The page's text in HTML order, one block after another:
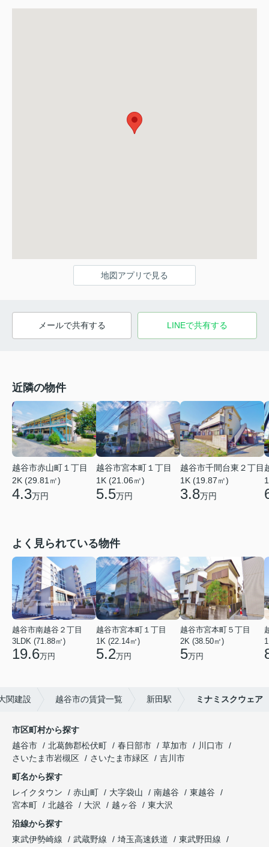
地図アプリで見る
メールで共有する LINEで共有する
近隣の物件
越谷市赤山町１丁目
2K (29.81㎡)
4.3万円
越谷市宮本町１丁目
1K (21.06㎡)
5.5万円
越谷市千間台東２丁目
1K (19.87㎡)
3.8万円
よく見られている物件
越谷市南越谷２丁目
3LDK (71.88㎡)
19.6万円
越谷市宮本町１丁目
1K (22.14㎡)
5.2万円
越谷市宮本町５丁目
2K (38.50㎡)
5万円
関建設 越谷市の賃貸一覧 新田駅 ミナミスクウェア
市区町村から探す
越谷市
北葛飾郡松伏町 春日部市 草加市
川口市
さいたま市岩槻区
さいたま市緑区
吉川市
町名から探す
レイクタウン
赤山町 大字袋山 南越谷
東越谷
宮本町
北越谷 大沢 越ヶ谷
東大沢
沿線から探す
東武伊勢崎線
武蔵野線 埼玉高速鉄道
東武野田線